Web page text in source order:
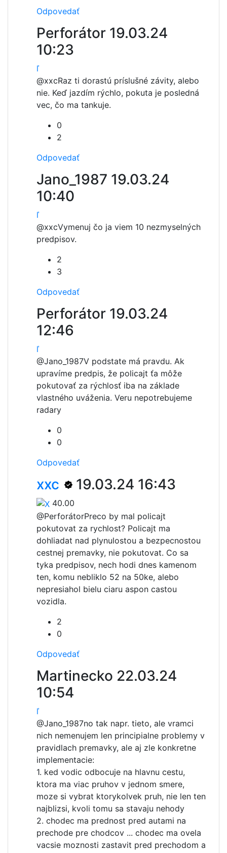
Odpovedať
Perforátor 19.03.24
10:23
ľ
@xxcRaz ti dorastú príslušné závity, alebo
nie. Keď jazdím rýchlo, pokuta je posledná
vec, čo ma tankuje.
0
2
Odpovedať
Jano_1987 19.03.24
10:40
ľ
@xxcVymenuj čo ja viem 10 nezmyselných
predpisov.
2
3
Odpovedať
Perforátor 19.03.24
12:46
ľ
@Jano_1987V podstate má pravdu. Ak
upravíme predpis, že policajt ťa môže
pokutovať za rýchlosť iba na základe
vlastného uváženia. Veru nepotrebujeme
radary
0
0
Odpovedať
xxc 19.03.24 16:43
40.00
@PerforátorPreco by mal policajt
pokutovat za rychlost? Policajt ma
dohliadat nad plynulostou a bezpecnostou
cestnej premavky, nie pokutovat. Co sa
tyka predpisov, nech hodi dnes kamenom
ten, komu nebliklo 52 na 50ke, alebo
nepresiahol bielu ciaru aspon castou
vozidla.
2
0
Odpovedať
Martinecko 22.03.24
10:54
ľ
@Jano_1987no tak napr. tieto, ale vramci
nich nemenujem len principialne problemy v
pravidlach premavky, ale aj zle konkretne
implementacie:
1. ked vodic odbocuje na hlavnu cestu,
ktora ma viac pruhov v jednom smere,
moze si vybrat ktorykolvek pruh, nie len ten
najblizsi, kvoli tomu sa stavaju nehody
2. chodec ma prednost pred autami na
prechode pre chodcov ... chodec ma ovela
vacsie moznosti zastavit pred prechodom a